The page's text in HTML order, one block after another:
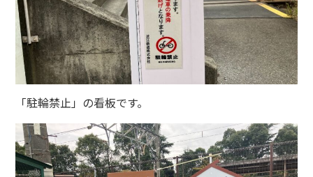
「駐輪禁止」の看板です。